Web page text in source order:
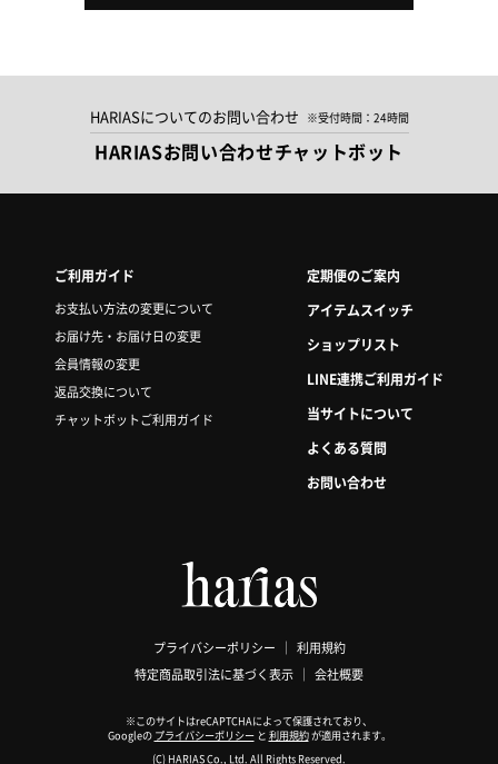
HARIASについてのお問い合わせ ※受付時間：24時間
HARIASお問い合わせチャットボット
ご利用ガイド
お支払い方法の変更について
お届け先・お届け日の変更
会員情報の変更
返品交換について
チャットボットご利用ガイド
定期便のご案内
アイテムスイッチ
ショップリスト
LINE連携ご利用ガイド
当サイトについて
よくある質問
お問い合わせ
プライバシーポリシー
利用規約
特定商品取引法に基づく表示
会社概要
※このサイトはreCAPTCHAによって保護されており、
Googleの プライバシーポリシーと 利用規約が適用されます。
(C) HARIAS Co., Ltd. All Rights Reserved.